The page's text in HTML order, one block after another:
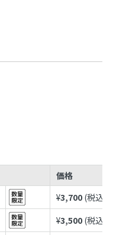
価格
¥3,700 (税込¥
¥3,500 (税込¥